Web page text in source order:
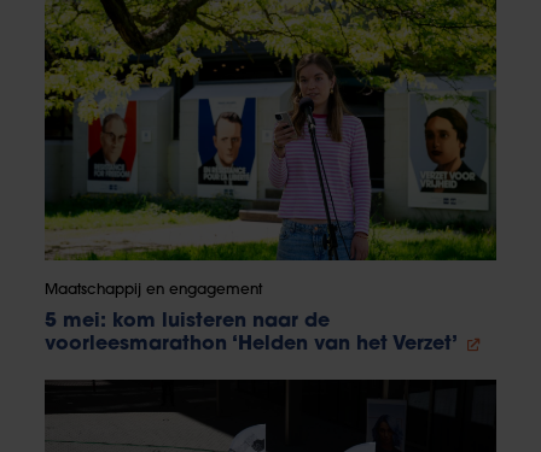
Maatschappij en engagement
5 mei: kom luisteren naar de
voorleesmarathon ‘Helden van het Verzet’